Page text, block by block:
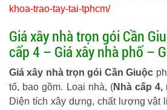
khoa-trao-tay-tai-tphcm/
Giá xây nhà trọn gói Cần
cấp 4 – Giá xây nhà phố –
Giá xây nhà trọn gói Cần Giuộc
tố, bao gồm. Loại nhà, (Nhà cấp 4,
Diện tích xây dựng, chất lượng vật